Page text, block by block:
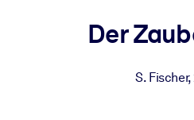
Bauen Sie eine gesunde und
Der
S. Fischer,